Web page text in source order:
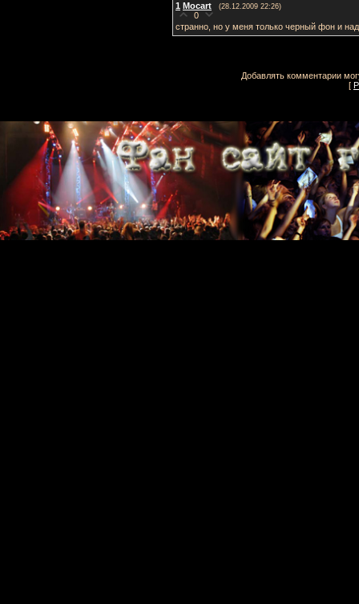
1 Mocart (28.12.2009 22:26)
0
странно, но у меня только черный фон и
Добавлять комментарии
[